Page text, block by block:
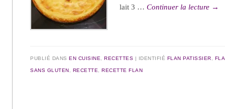
lait 3 …Continuer la lecture →
PUBLIÉ DANSEN CUISINE ,RECETTES IDENTIFIÉ FLAN PATISSIER
SANS GLUTEN RECETTE ,RECETTE FLAN